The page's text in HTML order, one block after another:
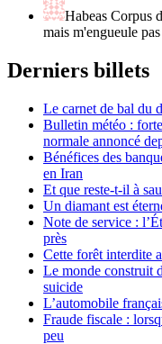
Habeas Corpus
mais m'engueule
Derniers billets
Le carnet de bal du
Bulletin météo :
normale annoncé
Bénéfices des
en Iran
Et que reste-t-il à
Un diamant est
Note de service :
près
Cette forêt interdite
Le monde construit
suicide
L’automobile
Fraude fiscale :
peu